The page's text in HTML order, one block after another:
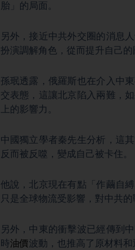
胎」的局面。
另外，接近中共外交圈的消息
扮演調解角色，從而提升自己的
孫珉透露，俄羅斯也在介入中
交表態，這讓北京陷入兩難，
上的影響力。
中國獨立學者秦先生分析，這
反而被反噬，變成自己被卡住。
他說，北京現在有點「作繭自
只是全球物流受影響，對中共的
另外，中東的衝擊波已經傳到
時油價波動，也推高了原材料